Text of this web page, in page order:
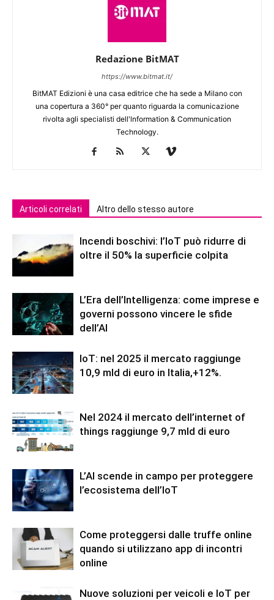
Redazione BitMAT
https://www.bitmat.it/
BitMAT Edizioni è una casa editrice che ha sede a Milano con
una copertura a 360° per quanto riguarda la comunicazione
rivolta agli specialisti dell'lnformation & Communication
Technology.
Articoli correlati Altro dello stesso autore
Incendi boschivi: l’IoT può ridurre di
oltre il 50% la superficie colpita
L’Era dell’Intelligenza: come imprese e
governi possono vincere le sfide
dell’AI
IoT: nel 2025 il mercato raggiunge
10,9 mld di euro in Italia,+12%.
Nel 2024 il mercato dell’internet of
things raggiunge 9,7 mld di euro
L’AI scende in campo per proteggere
l’ecosistema dell’IoT
Come proteggersi dalle truffe online
quando si utilizzano app di incontri
online
Nuove soluzioni per veicoli e IoT per